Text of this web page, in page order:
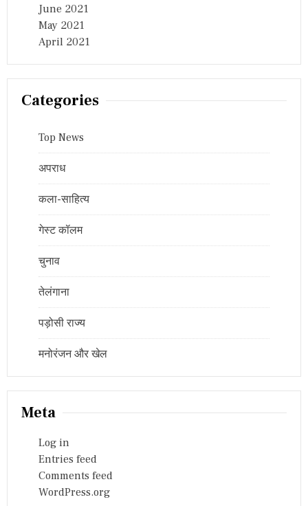
June 2021
May 2021
April 2021
Categories
Top News
अपराध
कला-साहित्य
गेस्ट कॉलम
चुनाव
तेलंगाना
पड़ोसी राज्य
मनोरंजन और खेल
Meta
Log in
Entries feed
Comments feed
WordPress.org